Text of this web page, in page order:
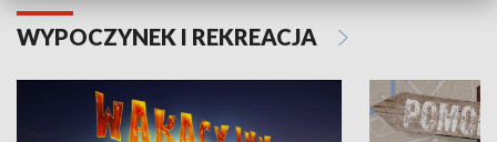
WYPOCZYNEK I REKREACJA